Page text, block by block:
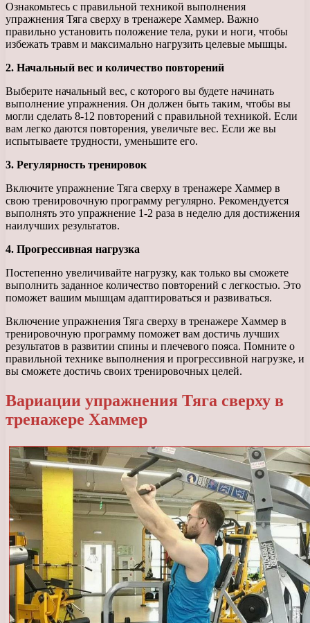
Ознакомьтесь с правильной техникой выполнения
упражнения Тяга сверху в тренажере Хаммер. Важно
правильно установить положение тела, руки и ноги, чтобы
избежать травм и максимально нагрузить целевые мышцы.
2. Начальный вес и количество повторений
Выберите начальный вес, с которого вы будете начинать
выполнение упражнения. Он должен быть таким, чтобы вы
могли сделать 8-12 повторений с правильной техникой. Если
вам легко даются повторения, увеличьте вес. Если же вы
испытываете трудности, уменьшите его.
3. Регулярность тренировок
Включите упражнение Тяга сверху в тренажере Хаммер в
свою тренировочную программу регулярно. Рекомендуется
выполнять это упражнение 1-2 раза в неделю для достижения
наилучших результатов.
4. Прогрессивная нагрузка
Постепенно увеличивайте нагрузку, как только вы сможете
выполнить заданное количество повторений с легкостью. Это
поможет вашим мышцам адаптироваться и развиваться.
Включение упражнения Тяга сверху в тренажере Хаммер в
тренировочную программу поможет вам достичь лучших
результатов в развитии спины и плечевого пояса. Помните о
правильной технике выполнения и прогрессивной нагрузке, и
вы сможете достичь своих тренировочных целей.
Вариации упражнения Тяга сверху в
тренажере Хаммер